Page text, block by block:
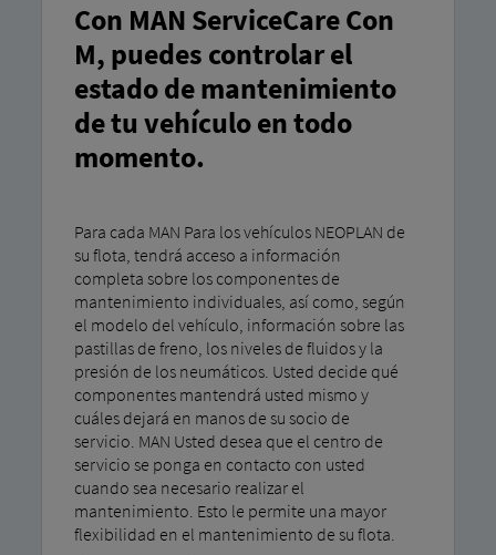
Con MAN ServiceCare Con
M, puedes controlar el
estado de mantenimiento
de tu vehículo en todo
momento.
Para cada MAN Para los vehículos NEOPLAN de
su flota, tendrá acceso a información
completa sobre los componentes de
mantenimiento individuales, así como, según
el modelo del vehículo, información sobre las
pastillas de freno, los niveles de fluidos y la
presión de los neumáticos. Usted decide qué
componentes mantendrá usted mismo y
cuáles dejará en manos de su socio de
servicio. MAN Usted desea que el centro de
servicio se ponga en contacto con usted
cuando sea necesario realizar el
mantenimiento. Esto le permite una mayor
flexibilidad en el mantenimiento de su flota.